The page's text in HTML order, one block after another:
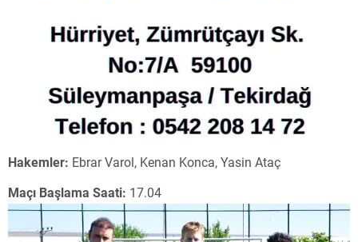
Hakemler: Ebrar Varol, Kenan Konca, Yasin Ataç
Maçı Başlama Saati: 17.04